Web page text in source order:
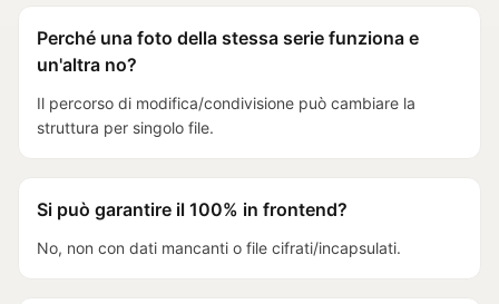
Perché una foto della stessa serie funziona e
un'altra no?
Il percorso di modifica/condivisione può cambiare la
struttura per singolo file.
Si può garantire il 100% in frontend?
No, non con dati mancanti o file cifrati/incapsulati.